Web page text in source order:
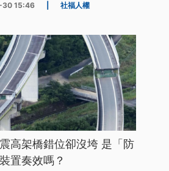
15:46 社福人權
高架橋錯位卻沒垮 是「防
置奏效嗎？